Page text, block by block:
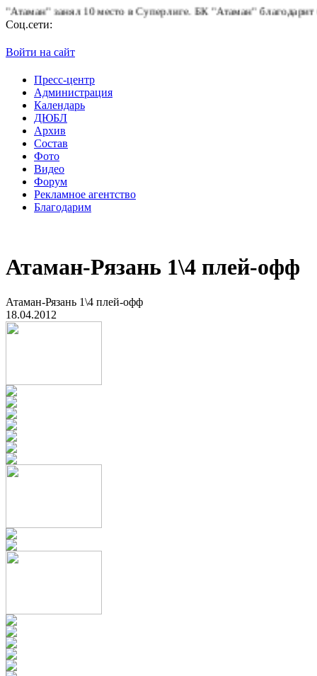
занял 10 место в Суперлиге.БК "Атаман" благодарит
Соц.сети:
Войти на сайт
Пресс-центр
Администрация
Календарь
ДЮБЛ
Архив
Состав
Фото
Видео
Форум
Рекламное агентство
Благодарим
Атаман-Рязань 1\4 плей-офф
Атаман-Рязань 1\4 плей-офф
18.04.2012